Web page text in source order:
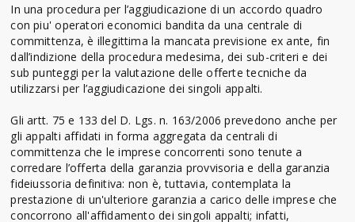
In una procedura per l’aggiudicazione di un accordo quadro
con piu' operatori economici bandita da una centrale di
committenza, è illegittima la mancata previsione ex ante, fin
dall’indizione della procedura medesima, dei sub-criteri e dei
sub punteggi per la valutazione delle offerte tecniche da
utilizzarsi per l’aggiudicazione dei singoli appalti.
Gli artt. 75 e 133 del D. Lgs. n. 163/2006 prevedono anche per
gli appalti affidati in forma aggregata da centrali di
committenza che le imprese concorrenti sono tenute a
corredare l’offerta della garanzia provvisoria e della garanzia
fideiussoria definitiva: non è, tuttavia, contemplata la
prestazione di un'ulteriore garanzia a carico delle imprese che
concorrono all'affidamento dei singoli appalti; infatti,